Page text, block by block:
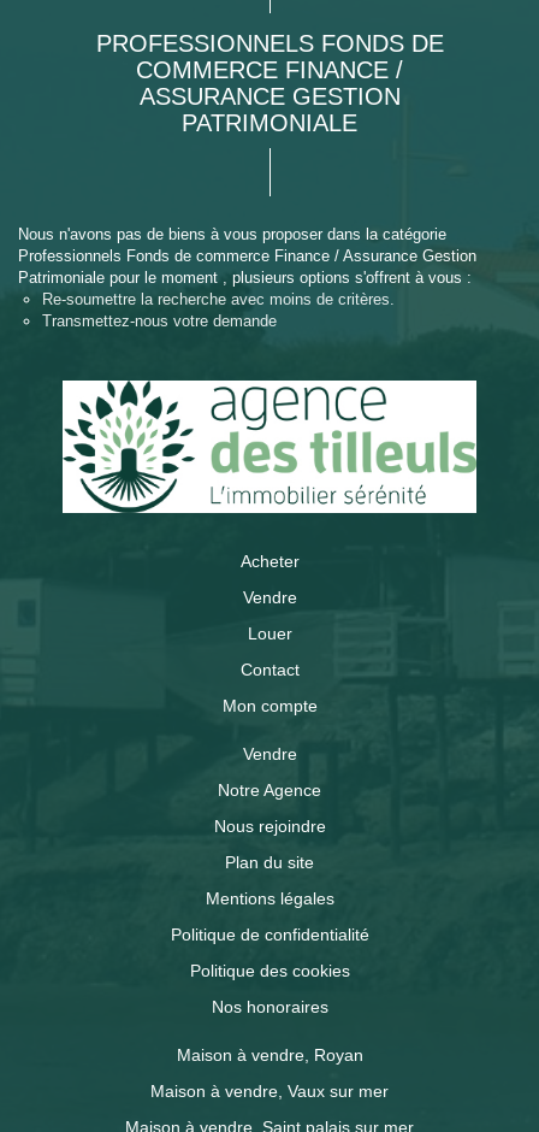
PROFESSIONNELS FONDS DE
COMMERCE FINANCE /
ASSURANCE GESTION
PATRIMONIALE
Nous n'avons pas de biens à vous proposer dans la catégorie
Professionnels Fonds de commerce Finance / Assurance Gestion
Patrimoniale pour le moment , plusieurs options s'offrent à vous :
Re-soumettre la recherche avec moins de critères.
Transmettez-nous votre demande
Acheter
Vendre
Louer
Contact
Mon compte
Vendre
Notre Agence
Nous rejoindre
Plan du site
Mentions légales
Politique de confidentialité
Politique des cookies
Nos honoraires
Maison à vendre, Royan
Maison à vendre, Vaux sur mer
Maison à vendre, Saint palais sur mer